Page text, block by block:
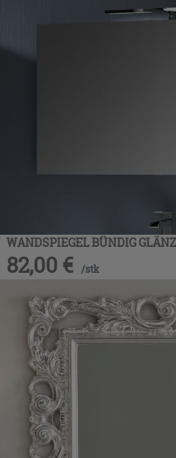
WANDSPIEGEL BÜNDIG
82,00 € /stk